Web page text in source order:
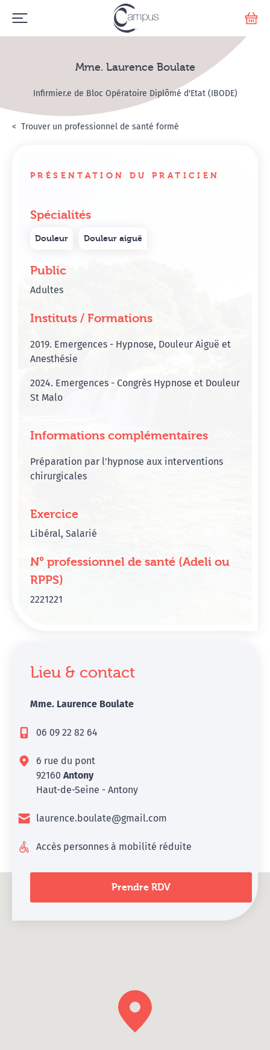
Mme. Laurence Boulate
Infirmier.e de Bloc Opératoire Diplômé d'Etat (IBODE)
Accueil
Annuaire Hypnosanté
Trouver un professionnel de santé formé
PRÉSENTATION DU PRATICIEN
Spécialités
Douleur Douleur aiguë
Public
Adultes
Instituts / Formations
2019. Emergences - Hypnose, Douleur Aiguë et
Anesthésie
2024. Emergences - Congrès Hypnose et Douleur
St Malo
Informations complémentaires
Préparation par l'hypnose aux interventions
chirurgicales
Exercice
Libéral, Salarié
N° professionnel de santé (Adeli ou
RPPS)
2221221
Lieu & contact
Mme. Laurence Boulate
06 09 22 82 64
6 rue du pont
92160 Antony
Haut-de-Seine - Antony
laurence.boulate@gmail.com
Accès personnes à mobilité réduite
Prendre RDV